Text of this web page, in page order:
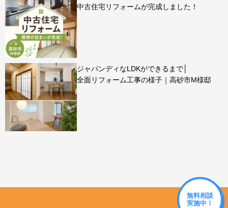
中古住宅リフォームが完成しました！
ジャパンディなLDKができるまで│
全面リフォーム工事の様子｜高砂市M様邸
無料相談
実施中！